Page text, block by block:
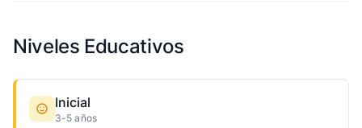
Niveles Educativos
Inicial
3-5 años